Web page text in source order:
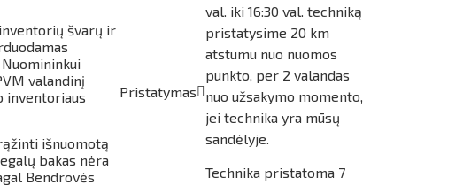
švarų ir
valandinį
inventoriaus
išnuomotą
bakas nėra
Bendrovės
Pristatymas
val. iki 16:30 val. techniką
pristatysime 20 km
atstumu nuo nuomos
punkto, per 2 valandas
nuo užsakymo momento,
jei technika yra mūsų
sandėlyje.
Technika pristatoma 7